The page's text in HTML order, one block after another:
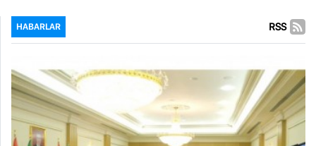
HABARLAR RSS